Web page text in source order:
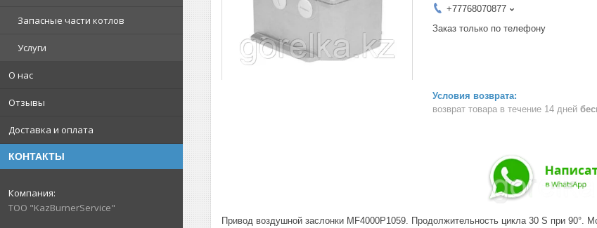
Запасные части котлов
Услуги
О нас
Отзывы
Доставка и оплата
КОНТАКТЫ
ТОО "KazBurnerService"
+77768070877
Заказ только по телефону
возврат товара в течение 14 дней
Привод воздушной заслонки MF4000P1059. Продолжительность цикла 30 S при 90°.